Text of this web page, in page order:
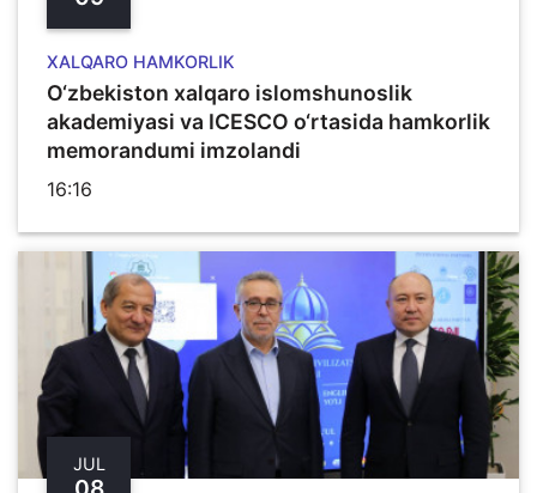
XALQARO HAMKORLIK
O‘zbekiston xalqaro islomshunoslik
akademiyasi va ICESCO o‘rtasida hamkorlik
memorandumi imzolandi
16:16
JUL